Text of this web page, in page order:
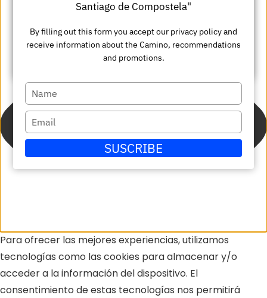
Para ofrecer las mejores experiencias, utilizamos
tecnologías como las cookies para almacenar y/o
acceder a la información del dispositivo. El
consentimiento de estas tecnologías nos permitirá
nombre
Escriba
su
electrónico
Enviar
Santiago de Compostela"
By filling out this form you accept our privacy policy and
receive information about the Camino, recommendations
and promotions.
Escriba
su
nombre
Escriba
su
correo
electrónico
SUSCRIBE